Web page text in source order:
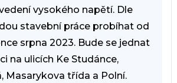
vysokého napětí. Dle
stavební práce probíhat od
srpna 2023. Bude se jednat
na ulicích Ke Studánce,
Masarykova třída a Polní.